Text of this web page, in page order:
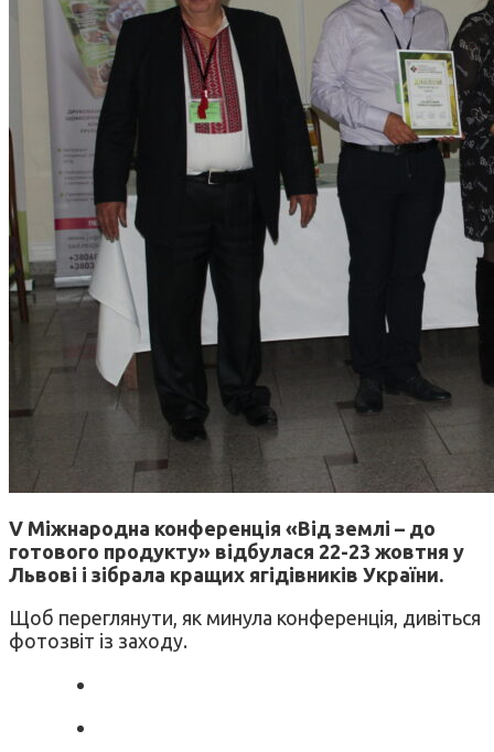
V Міжнародна конференція «Від землі – до
готового продукту» відбулася 22-23 жовтня у
Львові і зібрала кращих ягідівників України.
Щоб переглянути, як минула конференція, дивіться
фотозвіт із заходу.